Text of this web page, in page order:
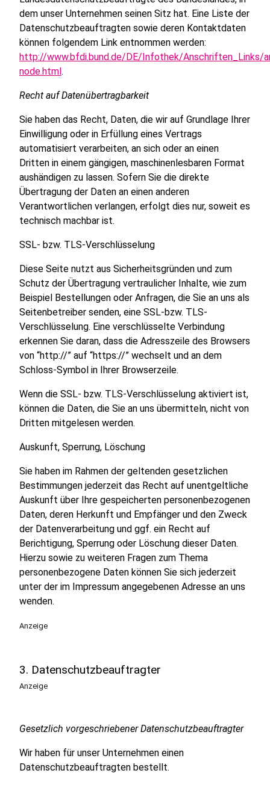
dem unser Unternehmen seinen Sitz hat. Eine Liste der
Datenschutzbeauftragten sowie deren Kontaktdaten
können folgendem Link entnommen werden:
http://www.bfdi.bund.de/DE/Infothek/Anschriften_Links/
node.html.
Recht auf Datenübertragbarkeit
Sie haben das Recht, Daten, die wir auf Grundlage Ihrer
Einwilligung oder in Erfüllung eines Vertrags
automatisiert verarbeiten, an sich oder an einen
Dritten in einem gängigen, maschinenlesbaren Format
aushändigen zu lassen. Sofern Sie die direkte
Übertragung der Daten an einen anderen
Verantwortlichen verlangen, erfolgt dies nur, soweit es
technisch machbar ist.
SSL- bzw. TLS-Verschlüsselung
Diese Seite nutzt aus Sicherheitsgründen und zum
Schutz der Übertragung vertraulicher Inhalte, wie zum
Beispiel Bestellungen oder Anfragen, die Sie an uns als
Seitenbetreiber senden, eine SSL-bzw. TLS-
Verschlüsselung. Eine verschlüsselte Verbindung
erkennen Sie daran, dass die Adresszeile des Browsers
von “http://” auf “https://” wechselt und an dem
Schloss-Symbol in Ihrer Browserzeile.
Wenn die SSL- bzw. TLS-Verschlüsselung aktiviert ist,
können die Daten, die Sie an uns übermitteln, nicht von
Dritten mitgelesen werden.
Auskunft, Sperrung, Löschung
Sie haben im Rahmen der geltenden gesetzlichen
Bestimmungen jederzeit das Recht auf unentgeltliche
Auskunft über Ihre gespeicherten personenbezogenen
Daten, deren Herkunft und Empfänger und den Zweck
der Datenverarbeitung und ggf. ein Recht auf
Berichtigung, Sperrung oder Löschung dieser Daten.
Hierzu sowie zu weiteren Fragen zum Thema
personenbezogene Daten können Sie sich jederzeit
unter der im Impressum angegebenen Adresse an uns
wenden.
Anzeige
3. Datenschutzbeauftragter
Anzeige
Gesetzlich vorgeschriebener Datenschutzbeauftragter
Wir haben für unser Unternehmen einen
Datenschutzbeauftragten bestellt.